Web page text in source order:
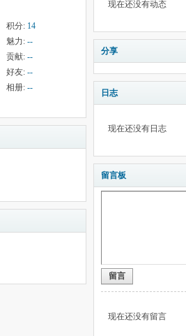
积分: 14
魅力: --
贡献: --
好友: --
相册: --
现在还没有动态
分享
日志
现在还没有日志
留言板
留言
现在还没有留言